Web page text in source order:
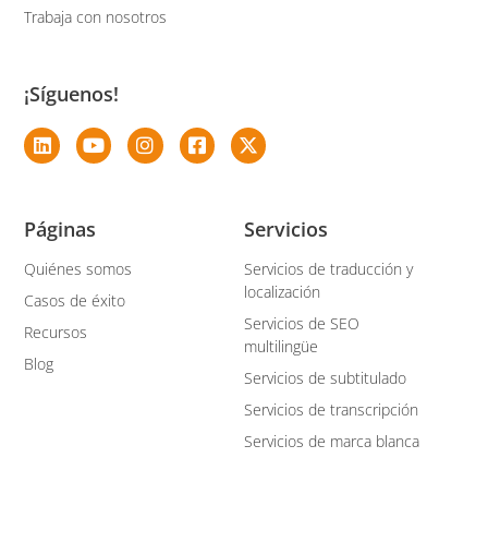
Servicios
Servicios de traducción y
localización
Servicios de SEO
multilingüe
Servicios de subtitulado
Servicios de transcripción
Servicios de marca blanca
Páginas
Quiénes somos
Casos de éxito
Recursos
Blog
Trabaja con nosotros
¡Síguenos!